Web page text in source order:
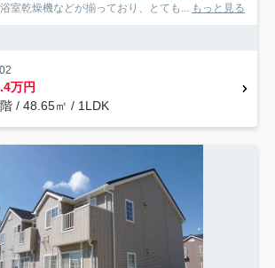
室乾燥機などが揃っており、とても... もっと見る
万円
/ 48.65㎡ / 1LDK